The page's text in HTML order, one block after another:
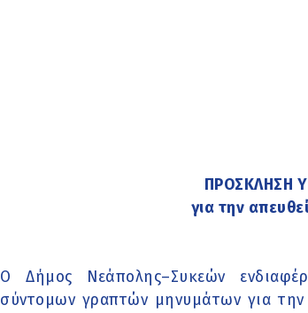
ΠΡΟΣΚΛΗΣΗ
για την
Ο Δήμος Νεάπολης–Συκεών
σύντομων γραπτών μηνυμάτων για